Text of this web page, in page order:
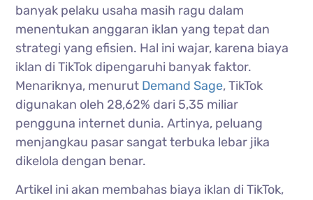
banyak pelaku usaha masih ragu dalam
menentukan anggaran iklan yang tepat dan
strategi yang efisien. Hal ini wajar, karena biaya
iklan di TikTok dipengaruhi banyak faktor.
Menariknya, menurut Demand Sage, TikTok
digunakan oleh 28,62% dari 5,35 miliar
pengguna internet dunia. Artinya, peluang
menjangkau pasar sangat terbuka lebar jika
dikelola dengan benar.
Artikel ini akan membahas biaya iklan di TikTok,